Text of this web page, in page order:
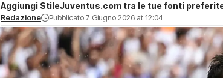
Aggiungi StileJuventus.com tra le tue fonti
Redazione Pubblicato 7 Giugno 2026 at 12:04